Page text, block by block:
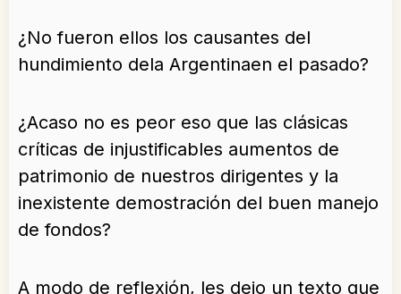
¿No fueron ellos los causantes del
hundimiento dela Argentinaen el pasado?
¿Acaso no es peor eso que las clásicas
críticas de injustificables aumentos de
patrimonio de nuestros dirigentes y la
inexistente demostración del buen manejo
de fondos?
A modo de reflexión, les dejo un texto que